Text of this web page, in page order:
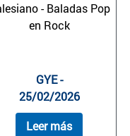
- Baladas Pop
en Rock
GYE -
25/02/2026
Leer más